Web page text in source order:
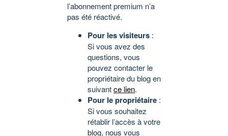
l’abonnement premium n’a
pas été réactivé.
Pour les visiteurs :
Si vous avez des
questions, vous
pouvez contacter le
propriétaire du blog en
suivantce lien.
Pour le propriétaire :
Si vous souhaitez
rétablir l’accès à votre
blog, nous vous